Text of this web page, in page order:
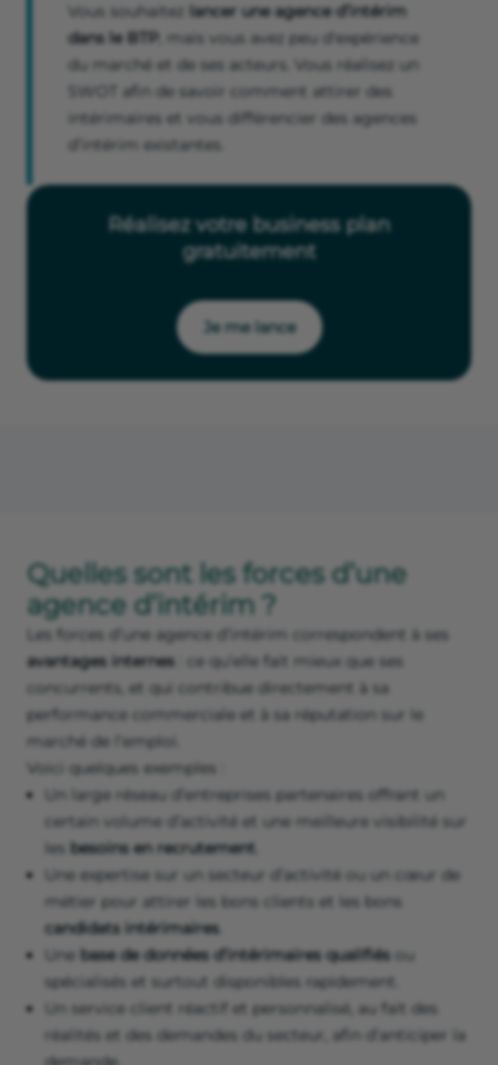
Vous souhaitez lancer une agence d’intérim
dans le BTP , mais vous avez peu d'expérience
du marché et de ses acteurs. Vous réalisez un
SWOT afin de savoir comment attirer des
intérimaires et vous différencier des agences
d’intérim existantes.
Réalisez votre business plan
gratuitement
Je me lance
Quelles sont les forces d’une
agence d’intérim ?
Les forces d’une agence d’intérim correspondent à ses
avantages internes : ce qu’elle fait mieux que ses
concurrents, et qui contribue directement à sa
performance commerciale et à sa réputation sur le
marché de l’emploi.
Voici quelques exemples :
Un large réseau d’entreprises partenaires offrant un
certain volume d’activité et une meilleure visibilité sur
les besoins en recrutement
Une expertise sur un secteur d’activité ou un cœur de
métier pour attirer les bons clients et les bons
candidats intérimaires.
Une base de données d’intérimaires qualifiés ou
spécialisés et surtout disponibles rapidement.
Un service client réactif et personnalisé, au fait des
réalités et des demandes du secteur, afin d’anticiper la